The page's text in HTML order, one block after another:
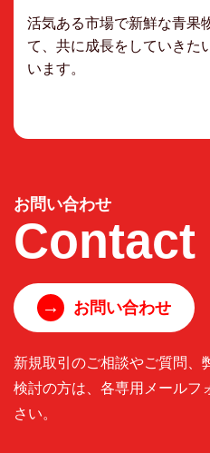
活気ある市場で新鮮な青果
て、共に成長をしていきた
います。
お問い合わせ
Contact
→ お問い合わせ
新規取引のご相談やご質問、
検討の方は、各専用メールフ
さい。